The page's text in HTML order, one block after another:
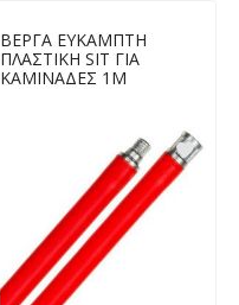
ΒΕΡΓΑ ΕΥΚΑΜΠΤΗ
ΠΛΑΣΤΙΚΗ SIT ΓΙΑ
ΚΑΜΙΝΑΔΕΣ 1Μ